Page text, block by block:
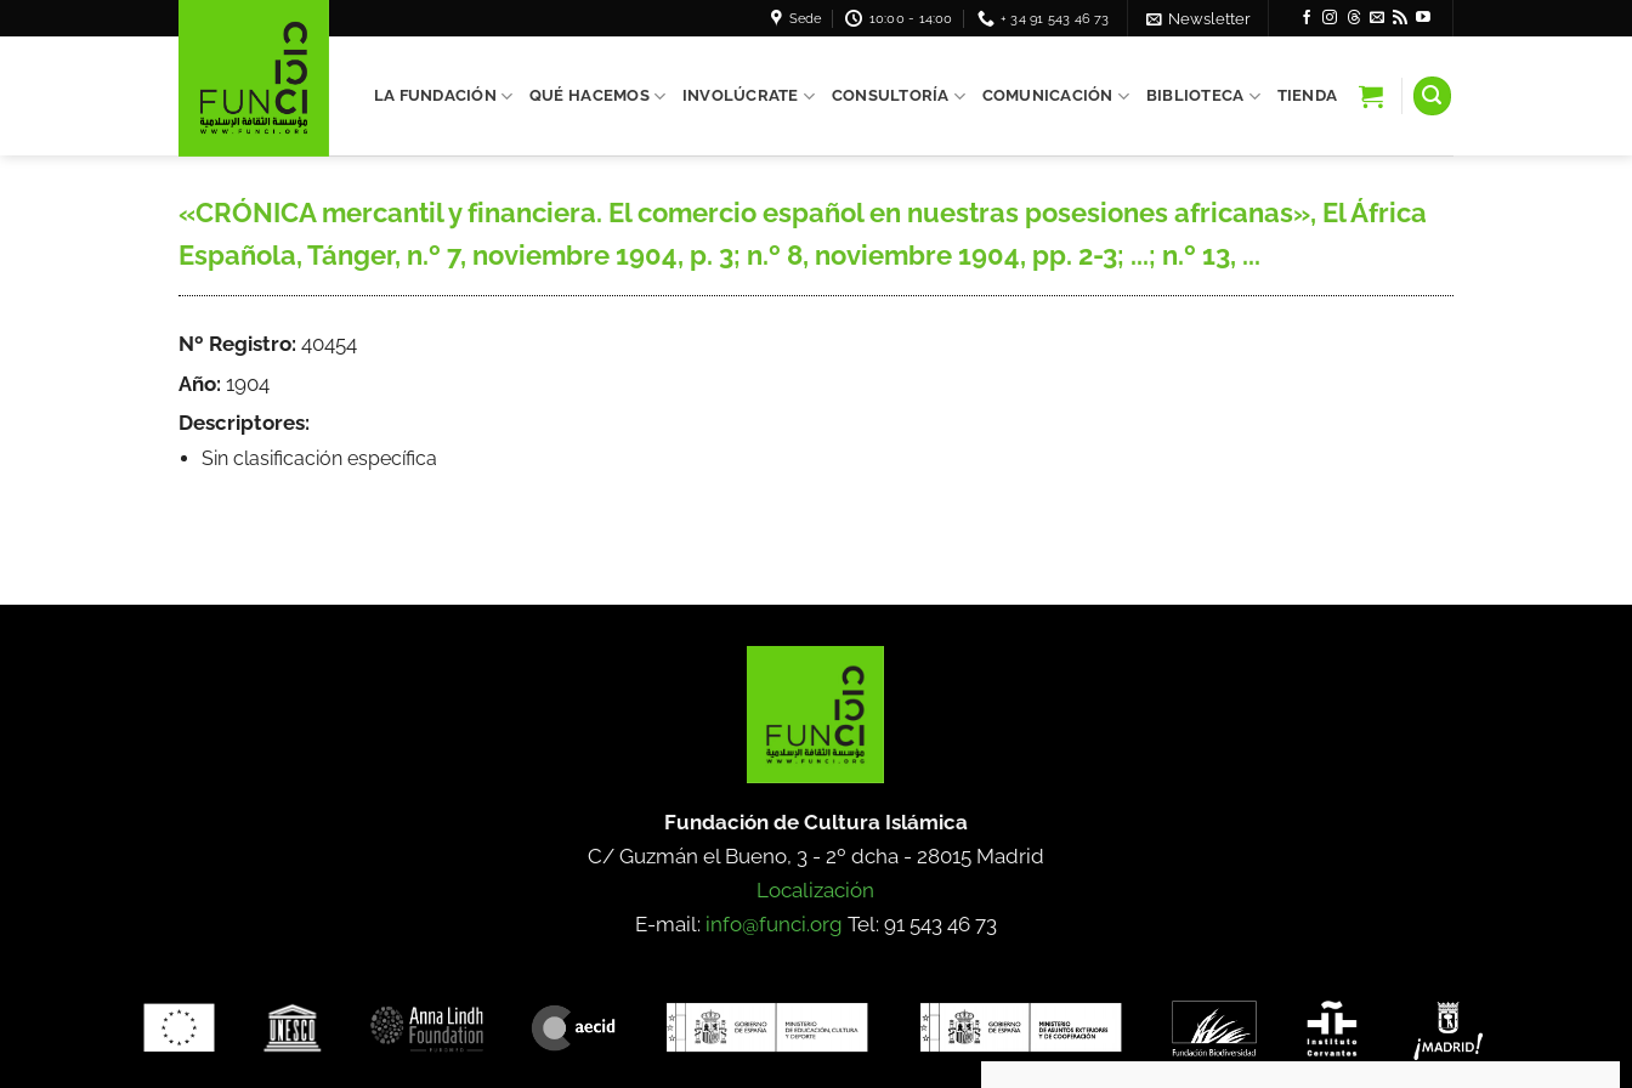
Sede 10:00 - 14:00 + 34 91 543 46 73 Newsletter
LA FUNDACIÓN QUÉ HACEMOS INVOLÚCRATE CONSULTORÍA COMUNICACIÓN BIBLIOTECA TIENDA
«CRÓNICA mercantil y financiera. El comercio español en nuestras posesiones africanas», El África
Española, Tánger, n.º 7, noviembre 1904, p. 3; n.º 8, noviembre 1904, pp. 2-3; ...; n.º 13, ...
Nº Registro: 40454
Año: 1904
Descriptores:
Sin clasificación específica
Fundación de Cultura Islámica
C/ Guzmán el Bueno, 3 - 2º dcha - 28015 Madrid
Localización
E-mail: info@funci.org Tel: 91 543 46 73